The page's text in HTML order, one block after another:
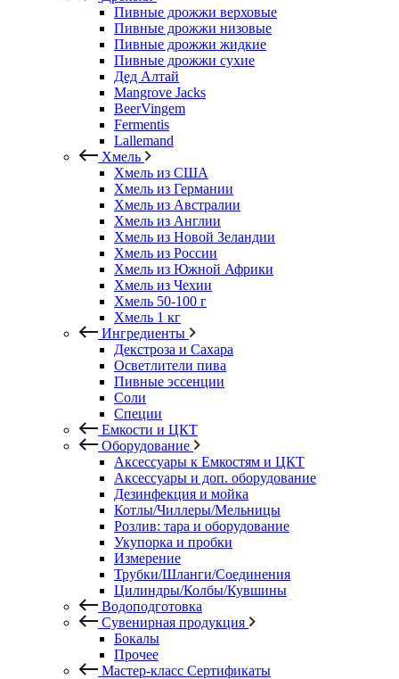
Пивные дрожжи верховые
Пивные дрожжи низовые
Пивные дрожжи жидкие
Пивные дрожжи сухие
Дед Алтай
Mangrove Jacks
BeerVingem
Fermentis
Lallemand
Хмель
Хмель из США
Хмель из Германии
Хмель из Австралии
Хмель из Англии
Хмель из Новой Зеландии
Хмель из России
Хмель из Южной Африки
Хмель из Чехии
Хмель 50-100 г
Хмель 1 кг
Ингредиенты
Декстроза и Сахара
Осветлители пива
Пивные эссенции
Соли
Специи
Емкости и ЦКТ
Оборудование
Аксессуары к Емкостям и ЦКТ
Аксессуары и доп. оборудование
Дезинфекция и мойка
Котлы/Чиллеры/Мельницы
Розлив: тара и оборудование
Укупорка и пробки
Измерение
Трубки/Шланги/Соединения
Цилиндры/Колбы/Кувшины
Водоподготовка
Сувенирная продукция
Бокалы
Прочее
Мастер-класс Сертификаты